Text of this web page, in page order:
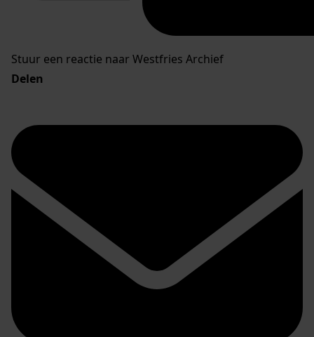
Stuur een reactie naar Westfries Archief
Delen